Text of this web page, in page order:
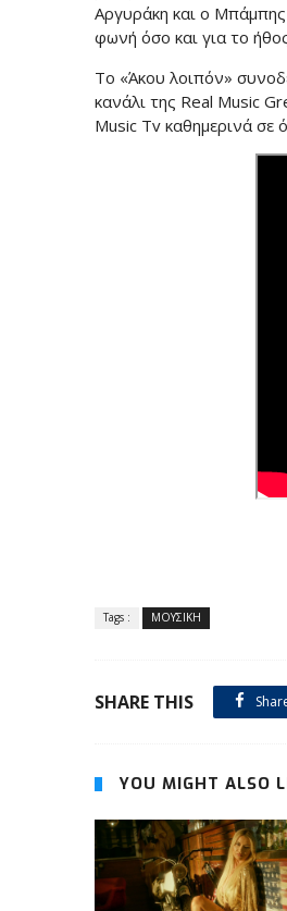
Αργυράκη και ο
φωνή όσο και για το
Το «Άκου λοιπόν»
κανάλι της Real Music
Music Tv καθημερινά σε
Tags : ΜΟΥΣΙΚΗ
SHARE THIS
YOU MIGHT ALSO